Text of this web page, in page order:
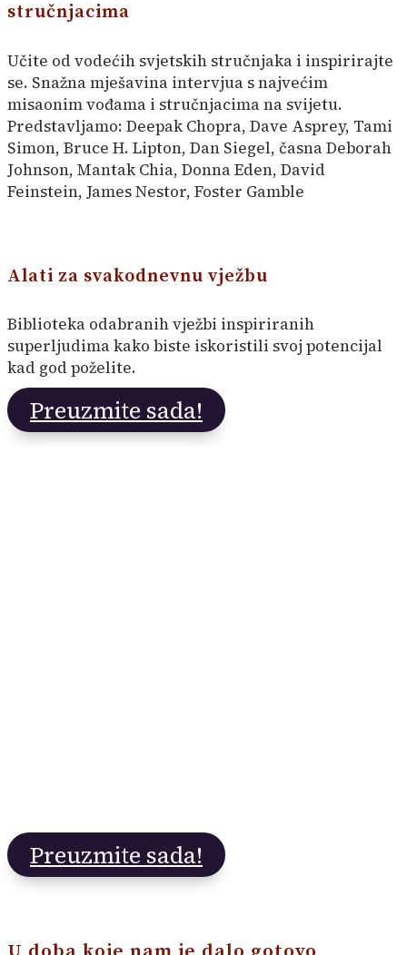
stručnjacima
Učite od vodećih svjetskih stručnjaka i inspirirajte
se. Snažna mješavina intervjua s najvećim
misaonim vođama i stručnjacima na svijetu.
Predstavljamo: Deepak Chopra, Dave Asprey, Tami
Simon, Bruce H. Lipton, Dan Siegel, časna Deborah
Johnson, Mantak Chia, Donna Eden, David
Feinstein, James Nestor, Foster Gamble
Alati za svakodnevnu vježbu
Biblioteka odabranih vježbi inspiriranih
superljudima kako biste iskoristili svoj potencijal
kad god poželite.
Preuzmite sada!
Preuzmite sada!